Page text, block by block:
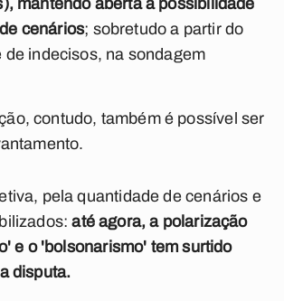
mantendo aberta a possibilidade
cenários; sobretudo a partir do
de indecisos, na sondagem
contudo, também é possível ser
pela quantidade de cenários e
até agora, a polarização
e o 'bolsonarismo' tem surtido
disputa.